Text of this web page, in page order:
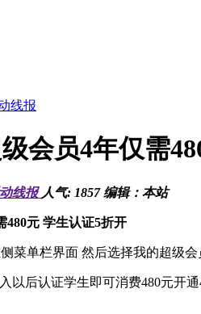
线报
会员4年仅需
线报 人气: 1857 编辑：本站
480元 学生认证5折开
菜单栏界面 然后选择我的超级会
以后认证学生即可消费480元开